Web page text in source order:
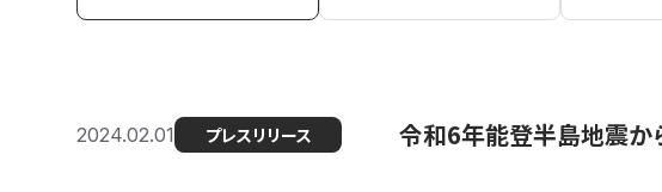
2024.02.01 プレスリリース 令和6年能登半島地震か